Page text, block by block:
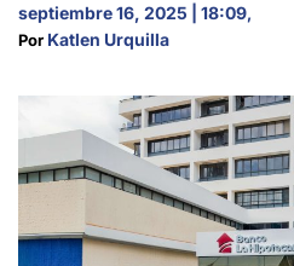
septiembre 16, 2025 | 18:09,
Por Katlen Urquilla